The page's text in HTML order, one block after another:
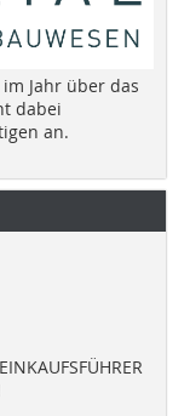
Jahr über das
dabei
an.